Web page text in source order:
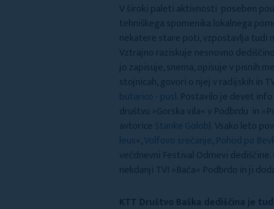
V široki paleti aktivnosti poseben
tehniškega spomenika lokalnega
nekatere stare poti, vzpostavlja tudi
Vztrajno raziskuje nesnovno
jo zapisuje, snema, opisuje v pisnih
stojnicah, govori o njej v radijskih in
butarico - pusl. Postavilo je devet
društvu »Gorska vila« v Podbrdu in
avtorice Stanke Golob). Vsako leto
leus«,Volfovo srečanje,Pohod po
večdnevni Festival Odmevi
nekdanji TVI »Bača« Podbrdo in ji
KTT Društvo Baška dediščina je